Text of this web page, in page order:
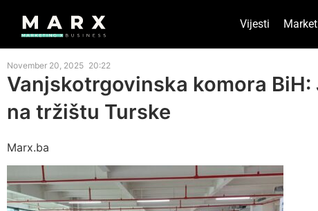
Vijesti
November 20, 2025 20:22
Vanjskotrgovinska komora
na tržištu Turske
Marx.ba